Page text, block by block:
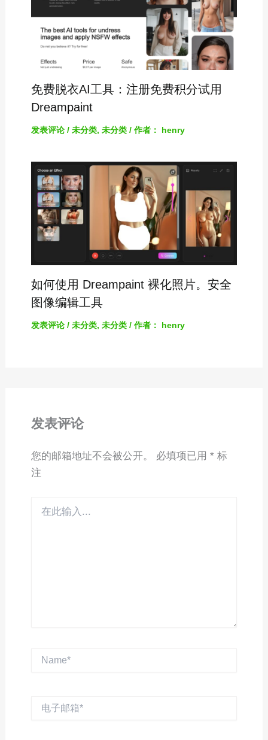
免费脱衣AI工具：注册免费积分试用
Dreampaint
发表评论 / 未分类, 未分类/ 作者： henry
如何使用 Dreampaint 裸化照片。安全
图像编辑工具
发表评论 / 未分类, 未分类/ 作者： henry
发表评论
您的邮箱地址不会被公开。 必填项已用 * 标
注
Name*